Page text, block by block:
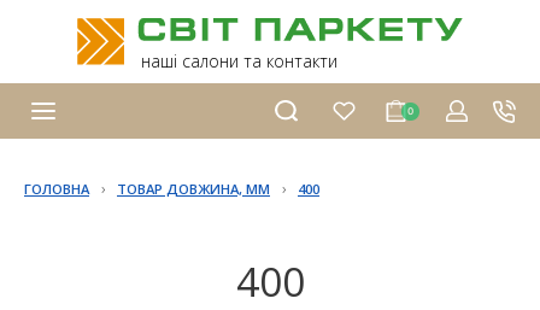
наші салони та контакти
0
ГОЛОВНА › ТОВАР ДОВЖИНА, ММ › 400
400